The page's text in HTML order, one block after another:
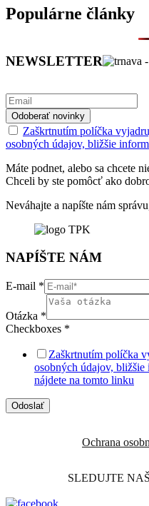
Populárne články
NEWSLETTER
Zaškrtnutím políčka
osobných údajov, bližšie
Máte podnet, alebo sa chcete
Chceli by ste pomôcť ako
Neváhajte a napíšte nám
NAPÍŠTE NÁM
E-mail *
Otázka *
Checkboxes *
Zaškrtnutím políčka
osobných údajov, bližšie
nájdete na tomto linku
Odoslať
Ochrana
SLEDUJTE